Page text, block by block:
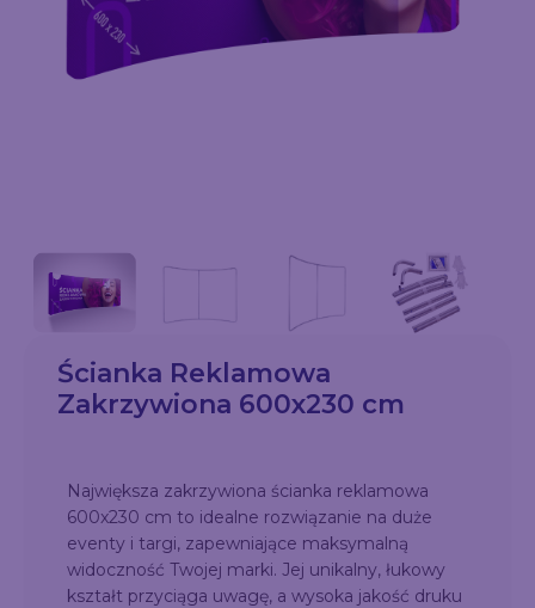
Ścianka Reklamowa
Zakrzywiona 600x230 cm
Największa zakrzywiona ścianka reklamowa
600x230 cm to idealne rozwiązanie na duże
eventy i targi, zapewniające maksymalną
widoczność Twojej marki. Jej unikalny, łukowy
kształt przyciąga uwagę, a wysoka jakość druku